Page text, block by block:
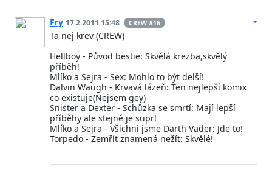
Fry 17.2.2011 15:48 CREW #16
Ta nej krev (CREW)
Hellboy - Původ bestie: Skvělá krezba,skvělý
příběh!
Mlíko a Sejra - Sex: Mohlo to být delší!
Dalvin Waugh - Krvavá lázeň: Ten nejlepší komix
co existuje(Nejsem gey)
Snister a Dexter - Schůzka se smrtí: Mají lepší
příběhy ale stejně je supr!
Mlíko a Sejra - Všichni jsme Darth Vader: Jde to!
Torpedo - Zemřít znamená nežít: Skvělé!